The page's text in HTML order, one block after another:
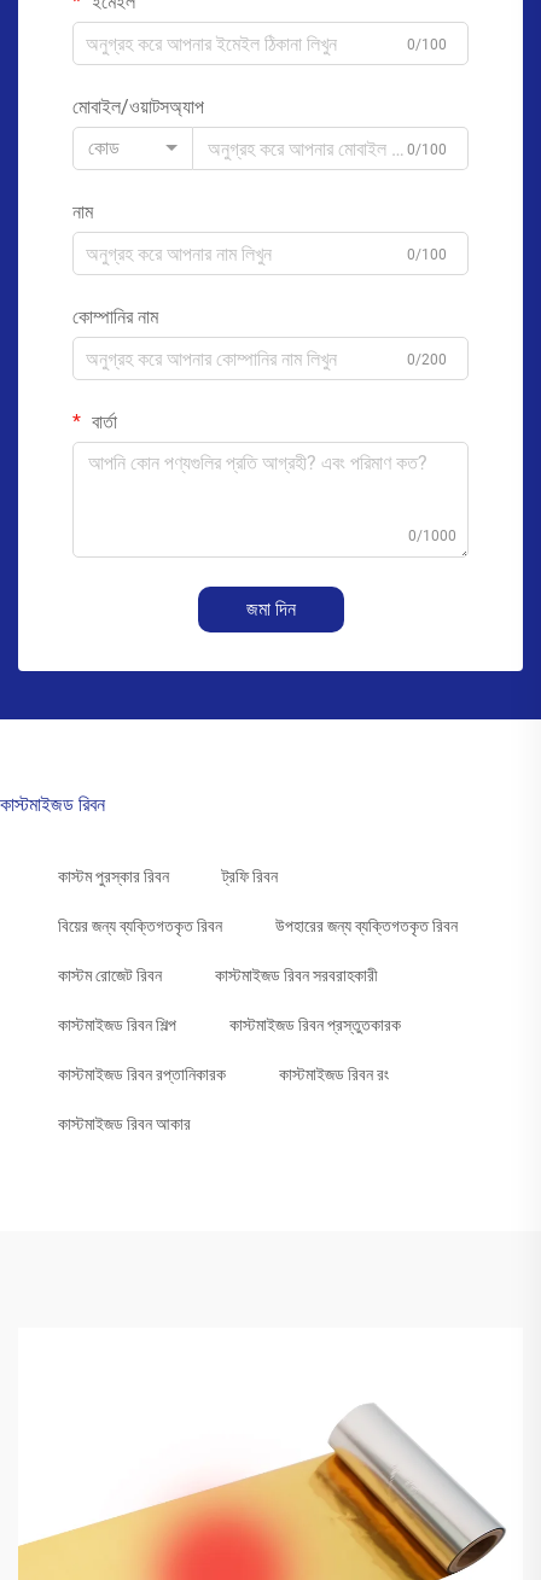
0/100
মোবাইল/ওয়াটসঅ্যাপ
কোড
0/100
নাম
0/100
কোম্পানির নাম
0/200
বার্তা
0/1000
জমা দিন
কাস্টমাইজড রিবন
কাস্টম পুরস্কার রিবন ট্রফি রিবন
বিয়ের জন্য ব্যক্তিগতকৃত রিবন উপহারের জন্য ব্যক্তিগতকৃত রিবন
কাস্টম রোজেট রিবন কাস্টমাইজড রিবন সরবরাহকারী
কাস্টমাইজড রিবন শিল্প কাস্টমাইজড রিবন প্রস্তুতকারক
কাস্টমাইজড রিবন রপ্তানিকারক কাস্টমাইজড রিবন রং
কাস্টমাইজড রিবন আকার